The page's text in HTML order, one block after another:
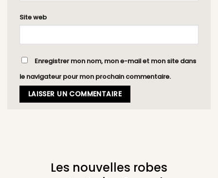
Site web
Enregistrer mon nom, mon e-mail et mon site dans
le navigateur pour mon prochain commentaire.
Les nouvelles robes